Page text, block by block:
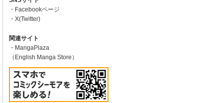
Facebookページ
X(Twitter)
関連サイト
MangaPlaza
（English Manga Store）